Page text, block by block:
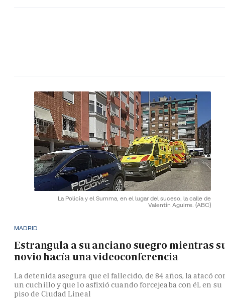
La Policía y el Summa, en el lugar del suceso, la calle de
Valentín Aguirre. (ABC)
MADRID
Estrangula a su anciano suegro mientras
novio hacía una videoconferencia
La detenida asegura que el fallecido, de 84 años, la atacó
un cuchillo y que lo asfixió cuando forcejeaba con él, en su
piso de Ciudad Lineal